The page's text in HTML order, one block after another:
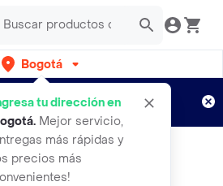
Bogotá
tu dirección en
. Mejor servicio,
más rápidas y
precios más
por semanas
Aplican TyC